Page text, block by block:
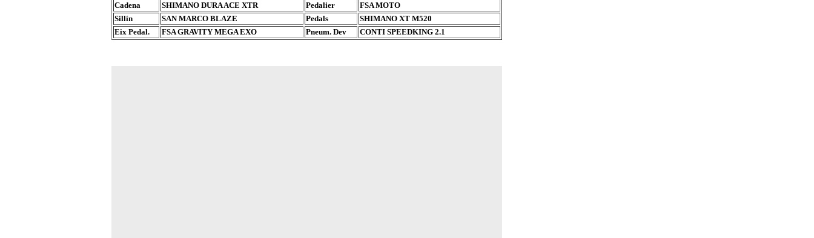
Cadena
SHIMANO DURA ACE XTR Pedalier
FSA MOTO
Sillín
SAN MARCO BLAZE Pedals
SHIMANO XT M520
Eix Pedal.
FSA GRAVITY MEGA EXO Pneum. Dev CONTI SPEEDKING 2.1